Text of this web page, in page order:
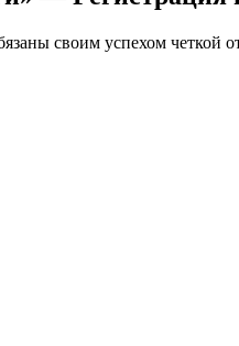
своим успехом четкой